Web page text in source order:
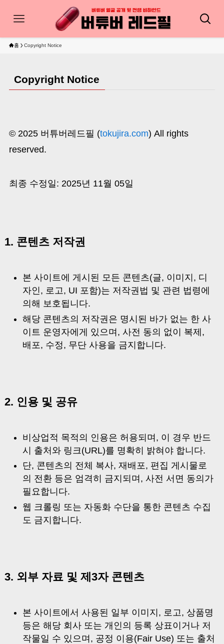
홈 Copyright Notice
Copyright Notice
© 2025 버튜버레드필 (tokujira.com) All rights
reserved.
최종 수정일: 2025년 11월 05일
1. 콘텐츠 저작권
본 사이트에 게시된 모든 콘텐츠(글, 이미지, 디
자인, 로고, UI 포함)는 저작권법 및 관련 법령에
의해 보호됩니다.
해당 콘텐츠의 저작권은 명시된 바가 없는 한 사
이트 운영자에게 있으며, 사전 동의 없이 복제,
배포, 수정, 무단 사용을 금지합니다.
2. 인용 및 공유
비상업적 목적의 인용은 허용되며, 이 경우 반드
시 출처와 링크(URL)를 명확히 밝혀야 합니다.
단, 콘텐츠의 전체 복사, 재배포, 편집 게시물로
의 전환 등은 엄격히 금지되며, 사전 서면 동의가
필요합니다.
웹 크롤링 또는 자동화 수단을 통한 콘텐츠 수집
도 금지합니다.
3. 외부 자료 및 제3자 콘텐츠
본 사이트에서 사용된 일부 이미지, 로고, 상품명
등은 해당 회사 또는 개인의 등록 상표이거나 저
작물일 수 있으며, 공정 이용(Fair Use) 또는 출처